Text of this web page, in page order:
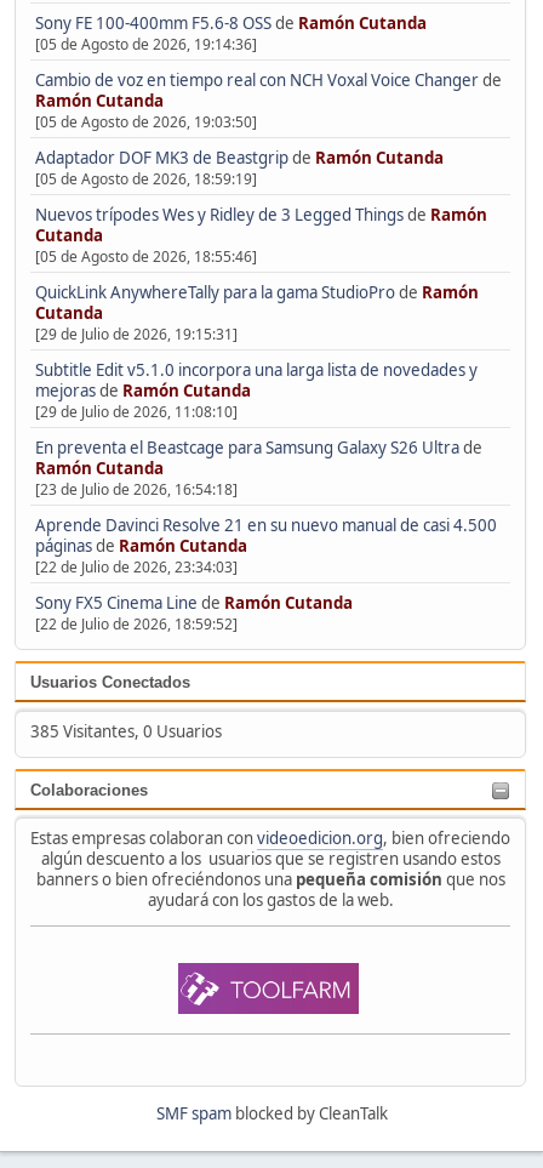
Sony FE 100-400mm F5.6-8 OSSde Ramón Cutanda
[05 de Agosto de 2026, 19:14:36]
Cambio de voz en tiempo real con NCH Voxal Voice Changerde
Ramón Cutanda
[05 de Agosto de 2026, 19:03:50]
Adaptador DOF MK3 de Beastgripde Ramón Cutanda
[05 de Agosto de 2026, 18:59:19]
Nuevos trípodes Wes y Ridley de 3 Legged Thingsde Ramón
Cutanda
[05 de Agosto de 2026, 18:55:46]
QuickLink AnywhereTally para la gama StudioProde Ramón
Cutanda
[29 de Julio de 2026, 19:15:31]
Subtitle Edit v5.1.0 incorpora una larga lista de novedades y
mejorasde Ramón Cutanda
[29 de Julio de 2026, 11:08:10]
En preventa el Beastcage para Samsung Galaxy S26 Ultrade
Ramón Cutanda
[23 de Julio de 2026, 16:54:18]
Aprende Davinci Resolve 21 en su nuevo manual de casi 4.500
páginasde Ramón Cutanda
[22 de Julio de 2026, 23:34:03]
Sony FX5 Cinema Line de Ramón Cutanda
[22 de Julio de 2026, 18:59:52]
Usuarios Conectados
385 Visitantes, 0 Usuarios
Colaboraciones
Estas empresas colaboran convideoedicion.org, bien ofreciendo
algún descuento a los usuarios que se registren usando estos
banners o bien ofreciéndonos una pequeña comisión que nos
ayudará con los gastos de la web.
SMF spamblocked by CleanTalk